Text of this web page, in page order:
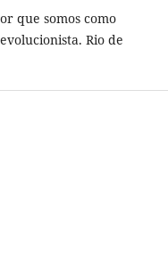
que somos como
Rio de